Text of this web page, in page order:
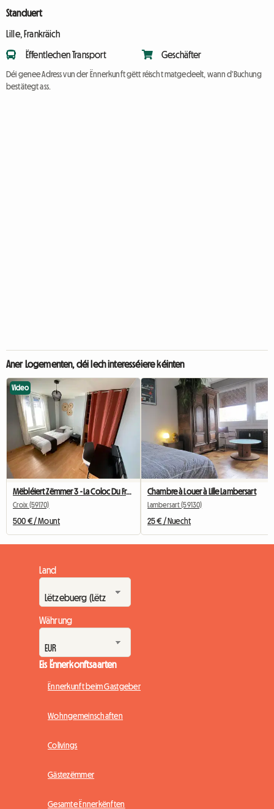
Standuert
Lille, Frankräich
Ëffentlechen Transport Geschäfter
Déi genee Adress vun der Ënnerkunft gëtt réischt matgedeelt, wann d'Buchung
bestätegt ass.
Aner Logementen, déi Iech interesséiere kéinten
Video
Mëbléiert Zëmmer 3 - La Coloc Du Fresnoy
Croix (59170)
500 € / Mount
Chambre à Louer à Lille Lambersart
Lambersart (59130)
25 € / Nuecht
Land
Währung
Eis Ënnerkonftsaarten
Ënnerkunft beim Gastgeber
Wohngemeinschaften
Colivings
Gästezëmmer
Gesamte Ënnerkënften